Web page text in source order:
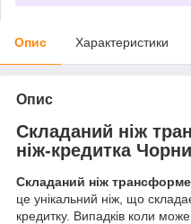
Опис Характеристики
Опис
Складаний ніж
ніж-кредитка
Складаний ніж
це унікальний ніж, що
кредитку. Випадків коли